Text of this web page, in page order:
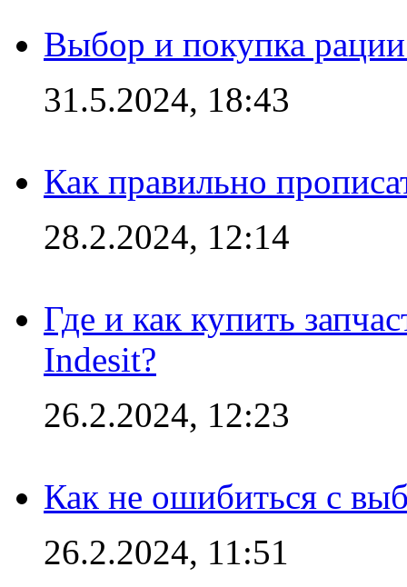
Выбор и покупка
31.5.2024, 18:43
Как правильно
28.2.2024, 12:14
Где и как купить
Indesit?
26.2.2024, 12:23
Как не ошибиться с
26.2.2024, 11:51